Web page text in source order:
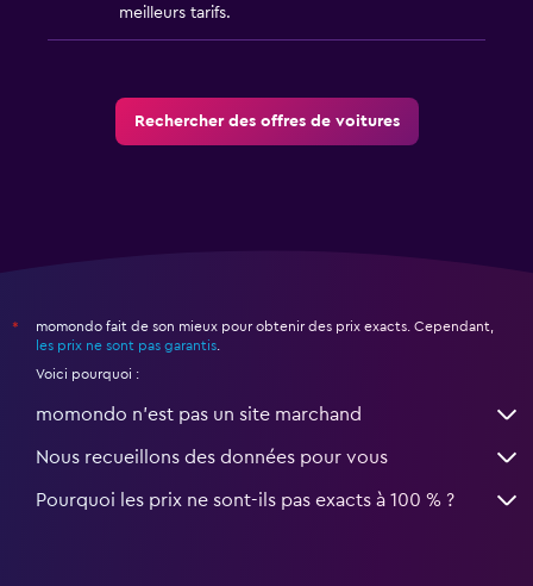
meilleurs tarifs.
Rechercher des offres de voitures
*
momondo fait de son mieux pour obtenir des prix exacts. Cependant,
les prix ne sont pas garantis.
Voici pourquoi :
momondo n'est pas un site marchand
Nous recueillons des données pour vous
Pourquoi les prix ne sont-ils pas exacts à 100 % ?